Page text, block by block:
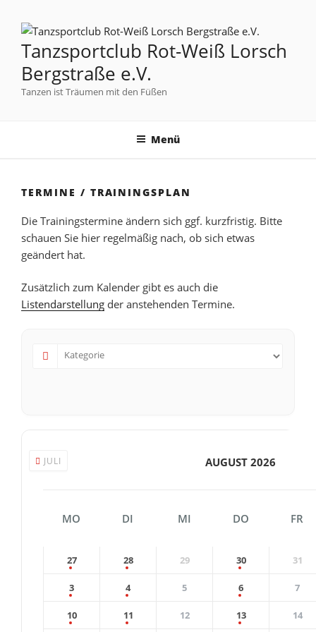
Tanzsportclub Rot-Weiß Lorsch
Bergstraße e.V.
Tanzen ist Träumen mit den Füßen
Menü
TERMINE / TRAININGSPLAN
Die Trainingstermine ändern sich ggf. kurzfristig. Bitte
schauen Sie hier regelmäßig nach, ob sich etwas
geändert hat.
Zusätzlich zum Kalender gibt es auch die
Listendarstellung der anstehenden Termine.
JULI AUGUST 2026
MO DI MI DO FR
27 28 29 30 31
3 4 5 6 7
10 11 12 13 14